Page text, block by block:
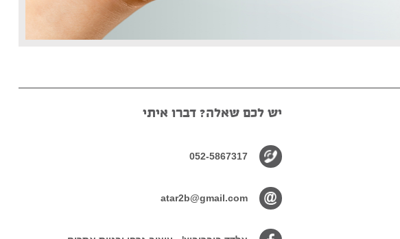
יש לכם שאלה? דברו איתי
052-5867317
atar2b@gmail.com